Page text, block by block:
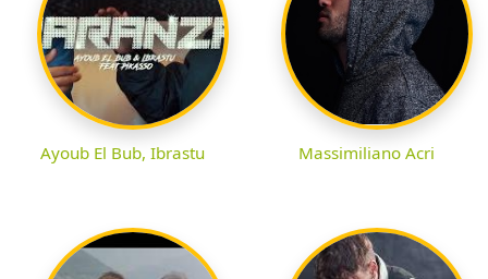
Ayoub El Bub, Ibrastu Massimiliano Acri